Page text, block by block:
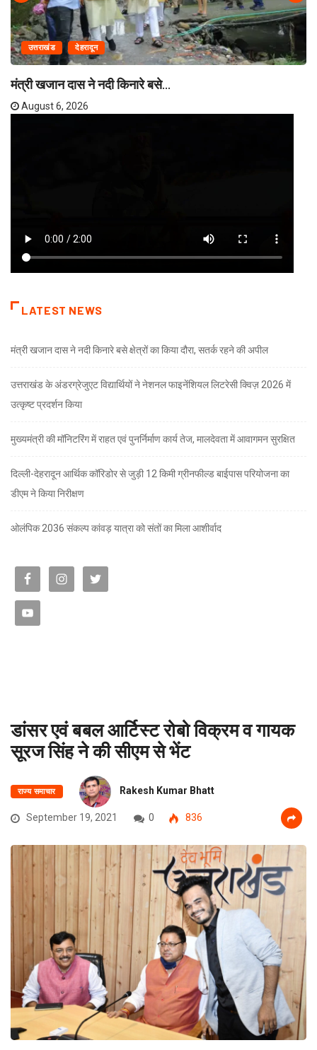
उत्तराखंड देहरादून
मंत्री खजान दास ने नदी किनारे बसे...
August 6, 2026
LATEST NEWS
मंत्री खजान दास ने नदी किनारे बसे क्षेत्रों का किया दौरा, सतर्क रहने की अपील
उत्तराखंड के अंडरग्रेजुएट विद्यार्थियों ने नेशनल फाइनेंशियल लिटरेसी क्विज़ 2026 में
उत्कृष्ट प्रदर्शन किया
मुख्यमंत्री की मॉनिटरिंग में राहत एवं पुनर्निर्माण कार्य तेज, मालदेवता में आवागमन सुरक्षित
दिल्ली-देहरादून आर्थिक कॉरिडोर से जुड़ी 12 किमी ग्रीनफील्ड बाईपास परियोजना का
डीएम ने किया निरीक्षण
ओलंपिक 2036 संकल्प कांवड़ यात्रा को संतों का मिला आशीर्वाद
डांसर एवं बबल आर्टिस्ट रोबो विक्रम व गायक
सूरज सिंह ने की सीएम से भेंट
राज्य समाचार Rakesh Kumar Bhatt
September 19, 2021 0 836